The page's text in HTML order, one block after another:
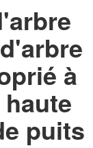
à
puits